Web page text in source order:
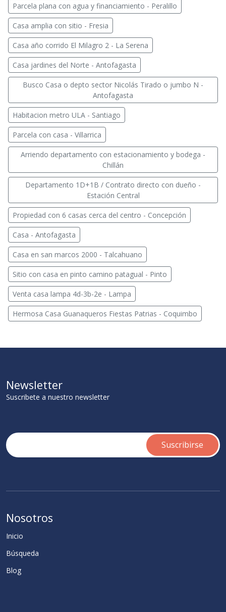
Parcela plana con agua y financiamiento - Peralillo
Casa amplia con sitio - Fresia
Casa año corrido El Milagro 2 - La Serena
Casa jardines del Norte - Antofagasta
Busco Casa o depto sector Nicolás Tirado o jumbo N -
Antofagasta
Habitacion metro ULA - Santiago
Parcela con casa - Villarrica
Arriendo departamento con estacionamiento y bodega -
Chillán
Departamento 1D+1B / Contrato directo con dueño -
Estación Central
Propiedad con 6 casas cerca del centro - Concepción
Casa - Antofagasta
Casa en san marcos 2000 - Talcahuano
Sitio con casa en pinto camino patagual - Pinto
Venta casa lampa 4d-3b-2e - Lampa
Hermosa Casa Guanaqueros Fiestas Patrias - Coquimbo
Newsletter
Suscribete a nuestro newsletter
Nosotros
Inicio
Búsqueda
Blog